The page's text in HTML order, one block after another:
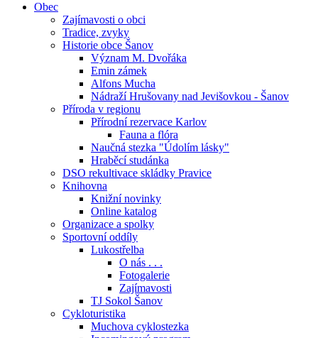
Obec
Zajímavosti o obci
Tradice, zvyky
Historie obce Šanov
Význam M. Dvořáka
Emin zámek
Alfons Mucha
Nádraží Hrušovany nad Jevišovkou - Šanov
Příroda v regionu
Přírodní rezervace Karlov
Fauna a flóra
Naučná stezka "Údolím lásky"
Hraběcí studánka
DSO rekultivace skládky Pravice
Knihovna
Knižní novinky
Online katalog
Organizace a spolky
Sportovní oddíly
Lukostřelba
O nás . . .
Fotogalerie
Zajímavosti
TJ Sokol Šanov
Cykloturistika
Muchova cyklostezka